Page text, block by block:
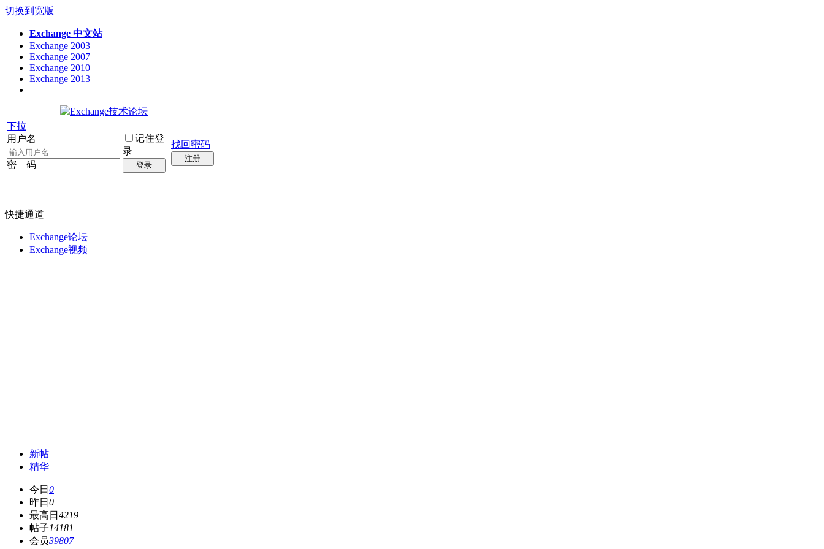
切换到宽版
Exchange 中文站
Exchange 2003
Exchange 2007
Exchange 2010
Exchange 2013
下拉
用户名
密 码
记住登
录
登录
找回密码
注册
快捷通道
Exchange论坛
Exchange视频
新帖
精华
今日 0
昨日 0
最高日 4219
帖子14181
会员39807